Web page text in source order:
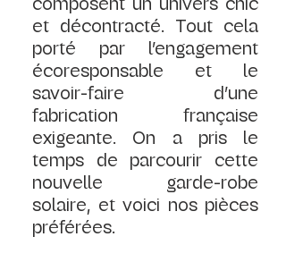
composent un univers chic
et décontracté. Tout cela
porté par l’engagement
écoresponsable et le
savoir-faire d’une
fabrication française
exigeante. On a pris le
temps de parcourir cette
nouvelle garde-robe
solaire, et voici nos pièces
préférées.